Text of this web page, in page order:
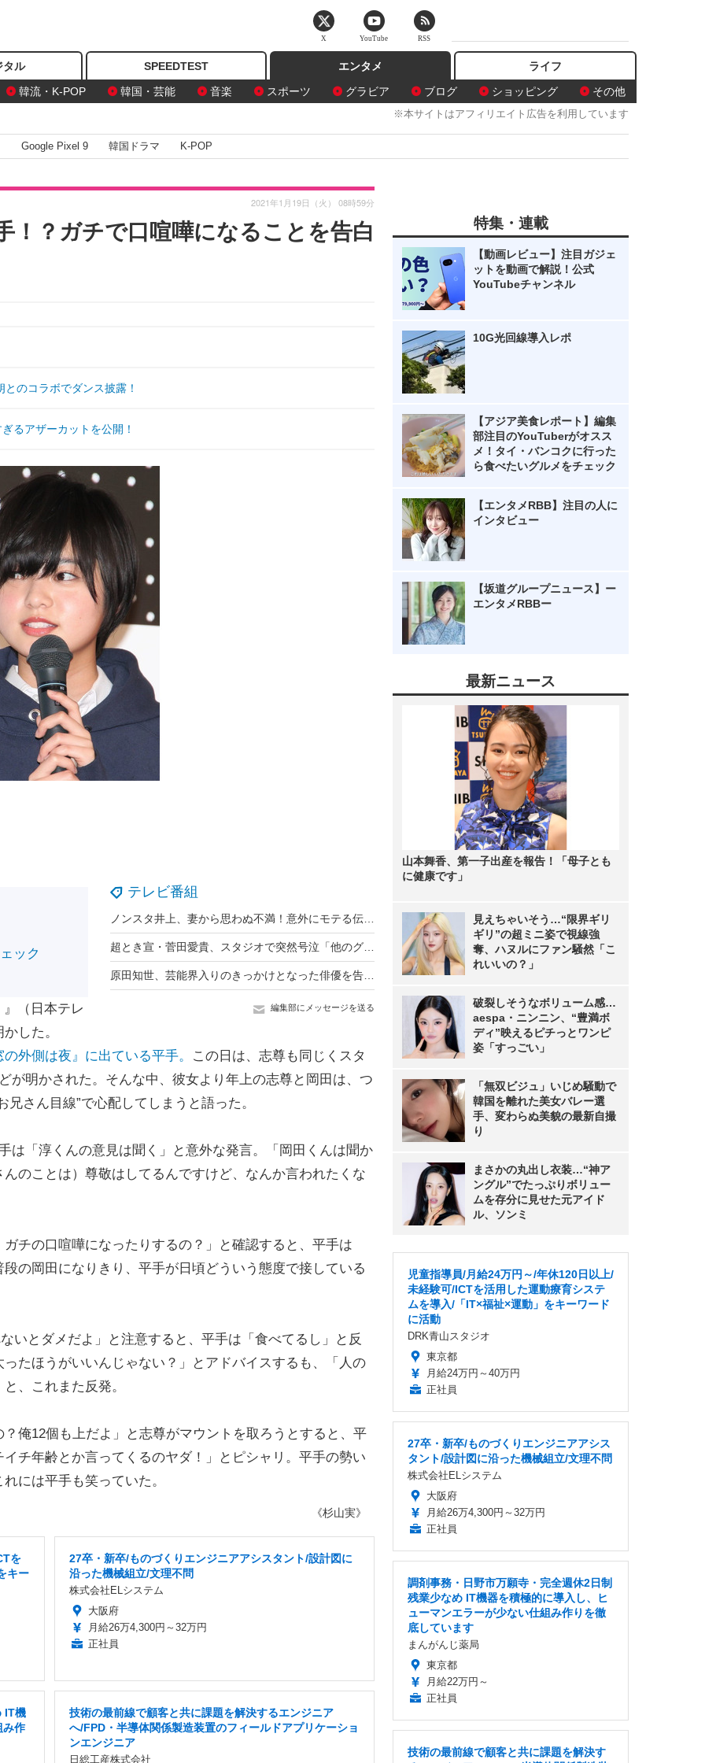
タル SPEEDTEST
エンタメ
韓流・K-POP
韓国・芸能 音楽 スポーツ グラビア ブログ ショッピング その他
ライフ
※本サイトはアフィリエイト広告を利用しています
Google Pixel 9 韓国ドラマ K-POP
！？ガチで口喧嘩になることを告白
2021年1月19日（火） 08時59分
のコラボでダンス披露！
るアザーカットを公開！
テレビ番組
編集部にメッセージを送る
ック
（日本テレ
した。
外側は夜』に出ている平手。
この日は、志尊も同じくスタ
が明かされた。そんな中、彼女より年上の志尊と岡田は、つ
さん目線”で心配してしまうと語った。
「淳くんの意見は聞く」と意外な発言。「岡田くんは聞か
のことは）尊敬はしてるんですけど、なんか言われたくな
チの口喧嘩になったりするの？」と確認すると、平手は
の岡田になりきり、平手が日頃どういう態度で接している
とダメだよ」と注意すると、平手は「食べてるし」と反
たほうがいいんじゃない？」とアドバイスするも、「人の
、これまた反発。
俺12個も上だよ」と志尊がマウントを取ろうとすると、平
チ年齢とか言ってくるのヤダ！」とピシャリ。平手の勢い
には平手も笑っていた。
《杉山実》
を
キー
27卒・新卒/ものづくりエンジニアアシスタント/設計図に
沿った機械組立/文理不問
株式会社ELシステム
大阪府
月給26万4,300円～32万円
正社員
IT機
み作
技術の最前線で顧客と共に課題を解決するエンジニア
へ/FPD・半導体関係製造装置のフィールドアプリケーショ
ンエンジニア
日総工産株式会社
特集・連載
【動画レビュー】注目ガジェ
ットを動画で解説！公式
YouTubeチャンネル
10G光回線導入レポ
【アジア美食レポート】編集
部注目のYouTuberがオスス
メ！タイ・バンコクに行った
ら食べたいグルメをチェック
【エンタメRBB】注目の人に
インタビュー
【坂道グループニュース】ー
エンタメRBBー
最新ニュース
山本舞香、第一子出産を報告！「母子とも
に健康です」
見えちゃいそう…“限界ギリ
ギリ”の超ミニ姿で視線強
奪、ハヌルにファン騒然「こ
れいいの？」
破裂しそうなボリューム感…
aespa・ニンニン、“豊満ボ
ディ”映えるピチっとワンピ
姿「すっごい」
「無双ビジュ」いじめ騒動で
韓国を離れた美女バレー選
手、変わらぬ美貌の最新自撮
り
まさかの丸出し衣装…“神ア
ングル”でたっぷりボリュー
ムを存分に見せた元アイド
ル、ソンミ
児童指導員/月給24万円～/年休120日以上/
未経験可/ICTを活用した運動療育システ
ムを導入/「IT×福祉×運動」をキーワード
に活動
DRK青山スタジオ
東京都
月給24万円～40万円
正社員
27卒・新卒/ものづくりエンジニアアシス
タント/設計図に沿った機械組立/文理不問
株式会社ELシステム
大阪府
月給26万4,300円～32万円
正社員
調剤事務・日野市万願寺・完全週休2日制
残業少なめ IT機器を積極的に導入し、ヒ
ューマンエラーが少ない仕組み作りを徹
底しています
まんがんじ薬局
東京都
月給22万円～
正社員
技術の最前線で顧客と共に課題を解決す
X YouTube RSS